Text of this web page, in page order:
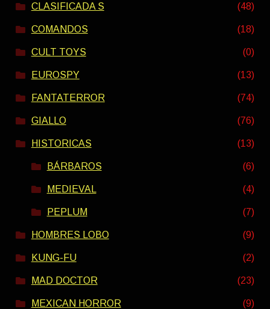
CLASIFICADA S (48)
COMANDOS (18)
CULT TOYS (0)
EUROSPY (13)
FANTATERROR (74)
GIALLO (76)
HISTORICAS (13)
BÁRBAROS (6)
MEDIEVAL (4)
PEPLUM (7)
HOMBRES LOBO (9)
KUNG-FU (2)
MAD DOCTOR (23)
MEXICAN HORROR (9)